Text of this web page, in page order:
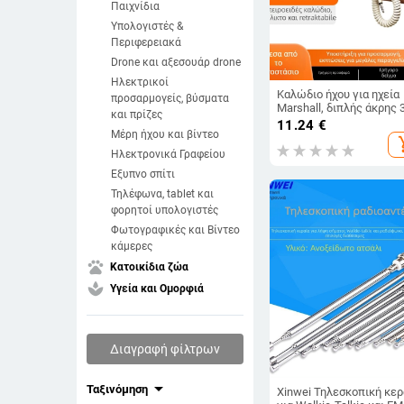
Παιχνίδια
Υπολογιστές &
Περιφερειακά
Drone και αξεσουάρ drone
Ηλεκτρικοί
προσαρμογείς, βύσματα
και πρίζες
Μέρη ήχου και βίντεο
Ηλεκτρονικά Γραφείου
Εξυπνο σπίτι
Τηλέφωνα, tablet και
φορητοί υπολογιστές
Φωτογραφικές και Βίντεο
κάμερες
pets Κατοικίδια ζώα
spa Υγεία και Ομορφιά
Διαγραφή φίλτρων
Ταξινόμηση arrow_drop_down
Καλώδιο ήχου για ηχεία
Marshall, διπλής άκρης
mm AUX, ελατήριο
καλώδιο, πυρήνας από
χαλκό με επίχρυση
11.24 €
Xinwei Τηλεσκοπική